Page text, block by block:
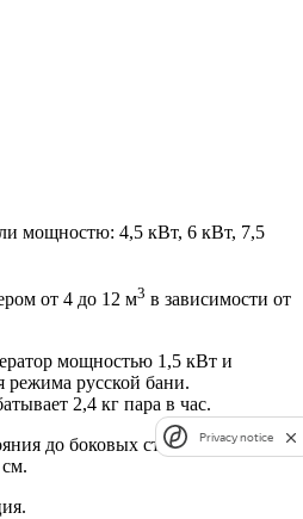
мощностю: 4,5 кВт, 6 кВт, 7,5
от 4 до 12 м3 в зависимости от
мощностью 1,5 кВт и
режима русской бани.
2,4 кг пара в час.
до боковых стенок иPrivacy notice